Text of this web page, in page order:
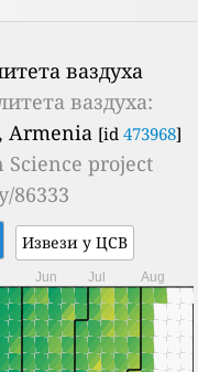
ваздуха
ваздуха:
Armenia [id 473968]
Science project
86333
Извези у ЦСВ
Jun Jul Aug